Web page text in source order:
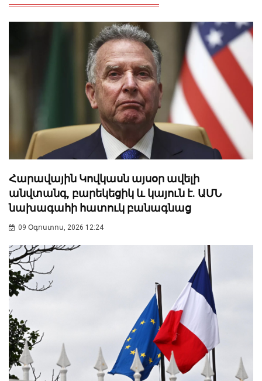
Հարավային Կովկասն այսօր ավելի
անվտանգ, բարեկեցիկ և կայուն է. ԱՄՆ
նախագահի հատուկ բանագնաց
09 Օգոստոս, 2026 12:24